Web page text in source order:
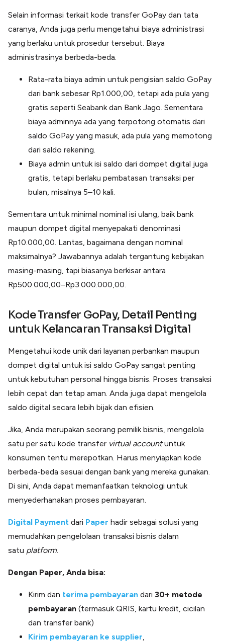
Selain informasi terkait kode transfer GoPay dan tata
caranya, Anda juga perlu mengetahui biaya administrasi
yang berlaku untuk prosedur tersebut. Biaya
administrasinya berbeda-beda.
Rata-rata biaya admin untuk pengisian saldo GoPay
dari bank sebesar Rp1.000,00, tetapi ada pula yang
gratis seperti Seabank dan Bank Jago. Sementara
biaya adminnya ada yang terpotong otomatis dari
saldo GoPay yang masuk, ada pula yang memotong
dari saldo rekening.
Biaya admin untuk isi saldo dari dompet digital juga
gratis, tetapi berlaku pembatasan transaksi per
bulan, misalnya 5–10 kali.
Sementara untuk minimal nominal isi ulang, baik bank
maupun dompet digital menyepakati denominasi
Rp10.000,00. Lantas, bagaimana dengan nominal
maksimalnya? Jawabannya adalah tergantung kebijakan
masing-masing, tapi biasanya berkisar antara
Rp500.000,00–Rp3.000.000,00.
Kode Transfer GoPay, Detail Penting
untuk Kelancaran Transaksi Digital
Mengetahui kode unik dari layanan perbankan maupun
dompet digital untuk isi saldo GoPay sangat penting
untuk kebutuhan personal hingga bisnis. Proses transaksi
lebih cepat dan tetap aman. Anda juga dapat mengelola
saldo digital secara lebih bijak dan efisien.
Jika, Anda merupakan seorang pemilik bisnis, mengelola
satu per satu kode transfer virtual accountuntuk
konsumen tentu merepotkan. Harus menyiapkan kode
berbeda-beda sesuai dengan bank yang mereka gunakan.
Di sini, Anda dapat memanfaatkan teknologi untuk
menyederhanakan proses pembayaran.
Digital Payment dari Paper hadir sebagai solusi yang
memudahkan pengelolaan transaksi bisnis dalam
satu platform.
Dengan Paper, Anda bisa:
Kirim dan terima pembayaran dari 30+ metode
pembayaran (termasuk QRIS, kartu kredit, cicilan
dan transfer bank)
Kirim pembayaran ke supplier,